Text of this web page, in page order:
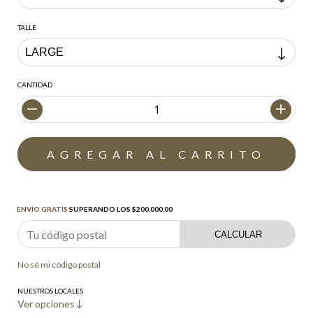
TALLE
CANTIDAD
ENVÍO GRATIS SUPERANDO LOS $200.000,00
CALCULAR
No sé mi código postal
NUESTROS LOCALES
Ver opciones